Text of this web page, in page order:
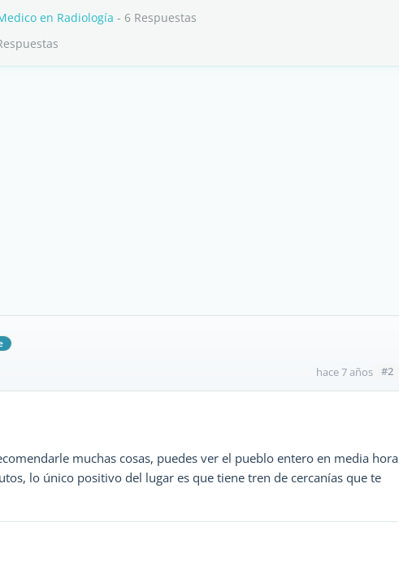
en Radiología - 6 Respuestas
hace 7 años #2
muchas cosas, puedes ver el pueblo entero en media hora
lo único positivo del lugar es que tiene tren de cercanías que te